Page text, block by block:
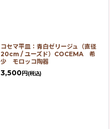
コセマ平皿：青白ゼリージュ（直径
20cm / ユーズド）COCEMA 希
少 モロッコ陶器
3,500円(税込)